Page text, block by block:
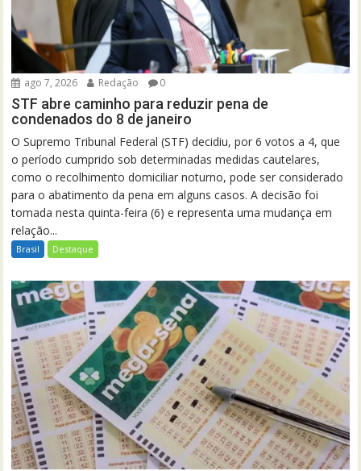
ago 7, 2026 Redação 0
STF abre caminho para reduzir pena de
condenados do 8 de janeiro
O Supremo Tribunal Federal (STF) decidiu, por 6 votos a 4, que
o período cumprido sob determinadas medidas cautelares,
como o recolhimento domiciliar noturno, pode ser considerado
para o abatimento da pena em alguns casos. A decisão foi
tomada nesta quinta-feira (6) e representa uma mudança em
relação...
Brasil Destaque